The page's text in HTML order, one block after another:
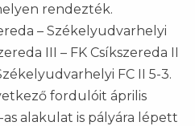
rendezték.
– Székelyudvarhelyi
III – FK Csíkszereda II
FC II 5-3.
fordulóit április
alakulat is pályára lépett